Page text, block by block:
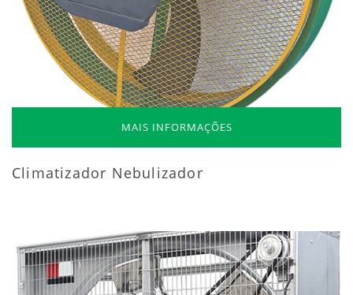
MAIS INFORMAÇÕES
Climatizador Nebulizador